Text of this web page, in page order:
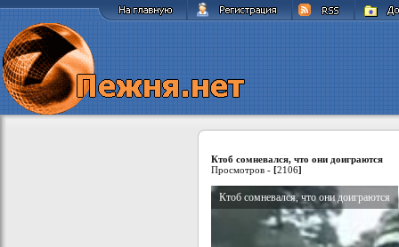
Ктоб сомневался, что они доиграются
Просмотров - [2106]
Ктоб сомневался, что они доиграются